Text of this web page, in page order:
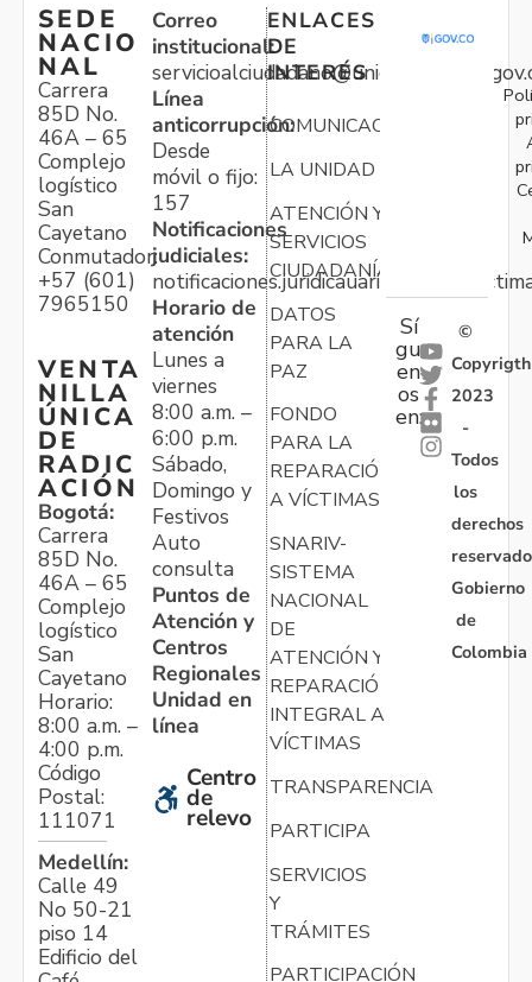
SEDE
NACIO
NAL
Carrera
85D No.
46A – 65
Complejo
logístico
San
Cayetano
Conmutador:
+57 (601)
7965150
VENTA
NILLA
ÚNICA
DE
RADIC
ACIÓN
Bogotá:
Carrera
85D No.
46A – 65
Complejo
logístico
San
Cayetano
Horario:
8:00 a.m. –
4:00 p.m.
Código
Postal:
111071
Medellín:
Calle 49
No 50-21
piso 14
Edificio del
Correo
institucional:
Línea
anticorrupción:
Desde
móvil o fijo:
157
Notificaciones
judiciales:
Horario de
atención
Lunes a
viernes
8:00 a.m. –
6:00 p.m.
Sábado,
Domingo y
Festivos
Auto
consulta
Puntos de
Atención y
Centros
Regionales
Unidad en
línea
Centro
de
relevo
ENLACES
DE
INTERÉS
COMUNICACIONES
LA UNIDAD
ATENCIÓN Y
SERVICIOS
CIUDADANÍA
DATOS
PARA LA
PAZ
FONDO
PARA LA
REPARACIÓN
A VÍCTIMAS
SNARIV-
SISTEMA
NACIONAL
DE
ATENCIÓN Y
REPARACIÓN
INTEGRAL A
VÍCTIMAS
TRANSPARENCIA
PARTICIPA
SERVICIOS
Y
TRÁMITES
PARTICIPACIÓN
Sí
gu
en
os
en:
©
Copyrigth
2023
-
Todos
los
derechos
Gobierno
de
Colombia